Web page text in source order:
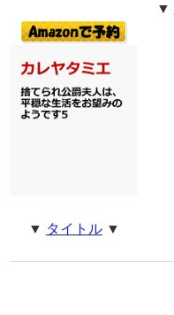
▼
▼ タイトル▼